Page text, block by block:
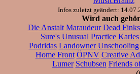
Infos zuletzt geändert:
Wird auch
Die Anstalt Maraudeur Dead Finks
Sure's Unusual Practice Karies
Podridas Landowner Unschooling
Home Front ÖPNV Creative
Lumer Schubsen Friends